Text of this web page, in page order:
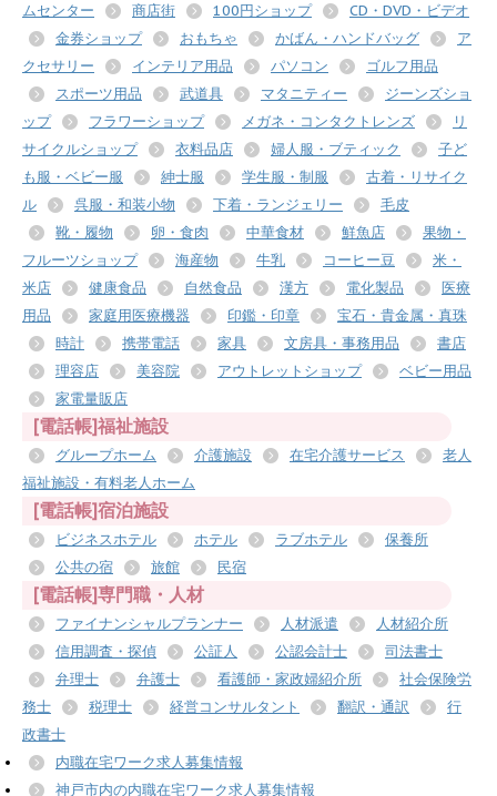
ムセンター
商店街 100円ショップ
CD・DVD・ビデオ
金券ショップ
おもちゃ かばん・ハンドバッグ
ア
クセサリー
インテリア用品 パソコン
ゴルフ用品
スポーツ用品
武道具 マタニティー
ジーンズショ
ップ
フラワーショップ メガネ・コンタクトレンズ
リ
サイクルショップ
衣料品店 婦人服・ブティック
子ど
も服・ベビー服
紳士服 学生服・制服
古着・リサイク
ル
呉服・和装小物 下着・ランジェリー
毛皮
靴・履物
卵・食肉 中華食材 鮮魚店
果物・
フルーツショップ
海産物 牛乳 コーヒー豆
米・
米店
健康食品 自然食品 漢方 電化製品
医療
用品
家庭用医療機器 印鑑・印章
宝石・貴金属・真珠
時計
携帯電話 家具 文房具・事務用品
書店
理容店
美容院 アウトレットショップ
ベビー用品
家電量販店
[電話帳]福祉施設
グループホーム 介護施設 在宅介護サービス
老人
福祉施設・有料老人ホーム
[電話帳]宿泊施設
ビジネスホテル ホテル ラブホテル
保養所
公共の宿
旅館 民宿
[電話帳]専門職・人材
ファイナンシャルプランナー 人材派遣
人材紹介所
信用調査・探偵
公証人 公認会計士
司法書士
弁理士
弁護士 看護師・家政婦紹介所
社会保険労
務士
税理士 経営コンサルタント 翻訳・通訳
行
政書士
内職在宅ワーク求人募集情報
神戸市内の内職在宅ワーク求人募集情報